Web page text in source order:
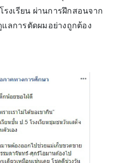
งเรียน ผ่านการฝึกสอนจาก
ลการตัดผมอย่างถูกต้อง